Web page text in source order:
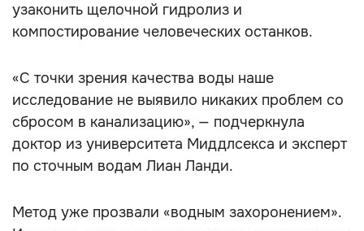
узаконить щелочной гидролиз и
компостирование человеческих останков.
«С точки зрения качества воды наше
исследование не выявило никаких проблем со
сбросом в канализацию», — подчеркнула
доктор из университета Миддлсекса и эксперт
по сточным водам Лиан Ланди.
Метод уже прозвали «водным захоронением».